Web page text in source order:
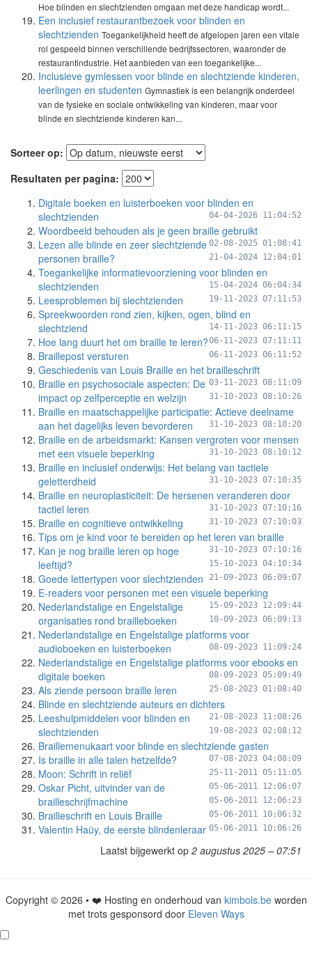
Hoe blinden en slechtzienden omgaan met deze handicap wordt...
Een inclusief restaurantbezoek voor blinden en
slechtzienden Toegankelijkheid heeft de afgelopen jaren een vitale
rol gespeeld binnen verschillende bedrijfssectoren, waaronder de
restaurantindustrie. Het aanbieden van een toegankelijke...
Inclusieve gymlessen voor blinde en slechtziende kinderen,
leerlingen en studenten Gymnastiek is een belangrijk onderdeel
van de fysieke en sociale ontwikkeling van kinderen, maar voor
blinde en slechtziende kinderen kan...
Sorteer op:
Resultaten per pagina:
Digitale boeken en luisterboeken voor blinden en
slechtzienden
04-04-2026 11:04:52
Woordbeeld behouden als je geen braille gebruikt
02-08-2025 01:08:41
Lezen alle blinde en zeer slechtziende
personen braille?
21-04-2024 12:04:01
Toegankelijke informatievoorziening voor blinden en
slechtzienden
15-04-2024 06:04:34
Leesproblemen bij slechtzienden 19-11-2023 07:11:53
Spreekwoorden rond zien, kijken, ogen, blind en
slechtziend
14-11-2023 06:11:15
Hoe lang duurt het om braille te leren?06-11-2023 07:11:11
Braillepost versturen 06-11-2023 06:11:52
Geschiedenis van Louis Braille en het brailleschrift
03-11-2023 08:11:09
Braille en psychosociale aspecten: De
impact op zelfperceptie en welzijn
31-10-2023 08:10:26
Braille en maatschappelijke participatie: Actieve deelname
aan het dagelijks leven bevorderen
31-10-2023 08:10:20
Braille en de arbeidsmarkt: Kansen vergroten voor mensen
met een visuele beperking
31-10-2023 08:10:12
Braille en inclusief onderwijs: Het belang van tactiele
geletterdheid
31-10-2023 07:10:35
Braille en neuroplasticiteit: De hersenen veranderen door
tactiel leren
31-10-2023 07:10:16
Braille en cognitieve ontwikkeling 31-10-2023 07:10:03
Tips om je kind voor te bereiden op het leren van braille
31-10-2023 07:10:16
Kan je nog braille leren op hoge
leeftijd?
15-10-2023 04:10:34
Goede lettertypen voor slechtzienden 21-09-2023 06:09:07
E-readers voor personen met een visuele beperking
15-09-2023 12:09:44
Nederlandstalige en Engelstalige
organisaties rond brailleboeken
10-09-2023 06:09:13
Nederlandstalige en Engelstalige platforms voor
audioboeken en luisterboeken
08-09-2023 11:09:24
Nederlandstalige en Engelstalige platforms voor ebooks en
digitale boeken
08-09-2023 05:09:49
Als ziende persoon braille leren 25-08-2023 01:08:40
Blinde en slechtziende auteurs en dichters
21-08-2023 11:08:26
Leeshulpmiddelen voor blinden en
slechtzienden
19-08-2023 02:08:12
Braillemenukaart voor blinde en slechtziende gasten
07-08-2023 04:08:09
Is braille in alle talen hetzelfde?
25-11-2011 05:11:05
Moon: Schrift in reliëf
05-06-2011 12:06:07
Oskar Picht, uitvinder van de
brailleschrijfmachine
05-06-2011 12:06:23
Brailleschrift en Louis Braille 05-06-2011 10:06:32
Valentin Haüy, de eerste blindenleraar 05-06-2011 10:06:26
Laatst bijgewerkt op 2 augustus 2025 – 07:51
Copyright © 2026 • ❤️ Hosting en onderhoud van kimbols.beworden
met trots gesponsord door Eleven Ways